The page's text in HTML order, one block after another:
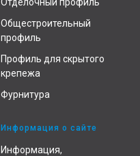
Общестроительный
профиль
Профиль для скрытого
крепежа
Фурнитура
Информация о сайте
Информация,